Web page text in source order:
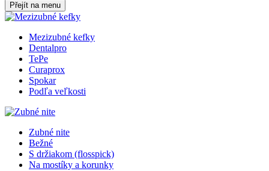
Přejít na menu
Mezizubné kefky
Dentalpro
TePe
Curaprox
Spokar
Podľa veľkosti
Zubné nite
Bežné
S držiakom (flosspick)
Na mostíky a korunky